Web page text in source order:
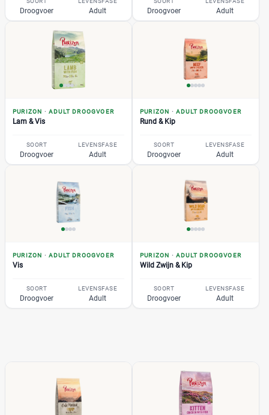
Amazon
Brekz
DierenwinkelXL
Huisdierenbazaar
Medpets
Droogvoer Adult Droogvoer Adult
PURIZON ·ADULT DROOGVOER
Lam & Vis
SOORT
Droogvoer
LEVENSFASE
Adult
PURIZON ·ADULT DROOGVOER
Rund & Kip
SOORT
Droogvoer
LEVENSFASE
Adult
PURIZON ·ADULT DROOGVOER
Vis
SOORT
Droogvoer
LEVENSFASE
Adult
PURIZON ·ADULT DROOGVOER
Wild Zwijn & Kip
SOORT
Droogvoer
LEVENSFASE
Adult